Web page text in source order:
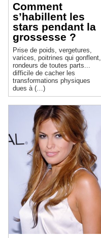
Comment
s’habillent les
stars pendant la
grossesse ?
Prise de poids, vergetures,
varices, poitrines qui gonflent,
rondeurs de toutes parts...
difficile de cacher les
transformations physiques
dues à (…)